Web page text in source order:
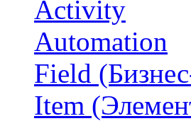
Activity
Automation
Field
Item